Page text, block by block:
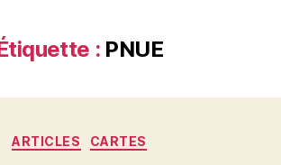
: PNUE
Catégories
ARTICLES CARTES